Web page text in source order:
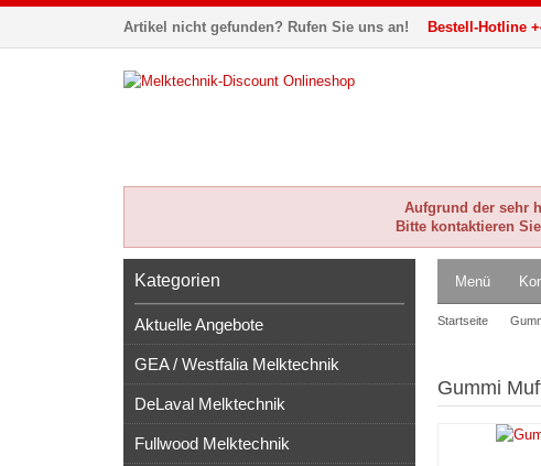
Artikel nicht gefunden? Rufen Sie uns an! Bestell-Hotline
Aufgrund der sehr
Bitte kontaktieren
Menü
Startseite
Gummi
Kategorien
Aktuelle Angebote
GEA / Westfalia Melktechnik
DeLaval Melktechnik
Fullwood Melktechnik